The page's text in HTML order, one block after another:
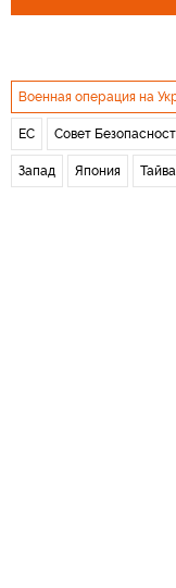
Военная операция на
ЕС Совет
Запад Япония